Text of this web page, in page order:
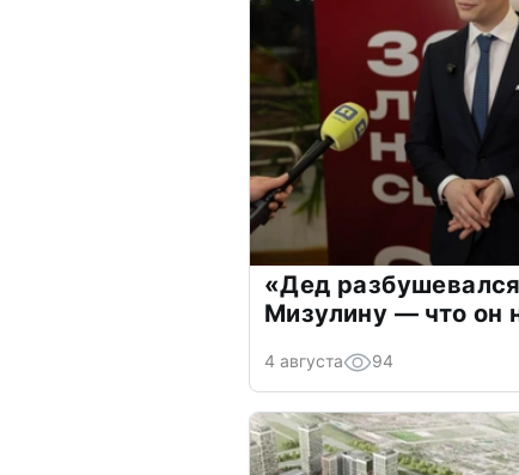
«Дед
Мизулину — что он
4 августа 94